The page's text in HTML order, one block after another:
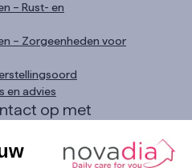
– Rust- en
– Zorgeenheden voor
en advies
op met
verzoek